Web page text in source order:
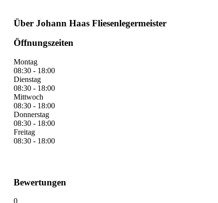
Über Johann Haas Fliesenlegermeister
Öffnungszeiten
Montag
08:30 - 18:00
Dienstag
08:30 - 18:00
Mittwoch
08:30 - 18:00
Donnerstag
08:30 - 18:00
Freitag
08:30 - 18:00
Bewertungen
0